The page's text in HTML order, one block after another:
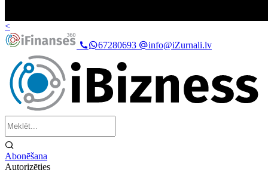
<
67280693
info@iZurnali.lv
Abonēšana
Autorizēties